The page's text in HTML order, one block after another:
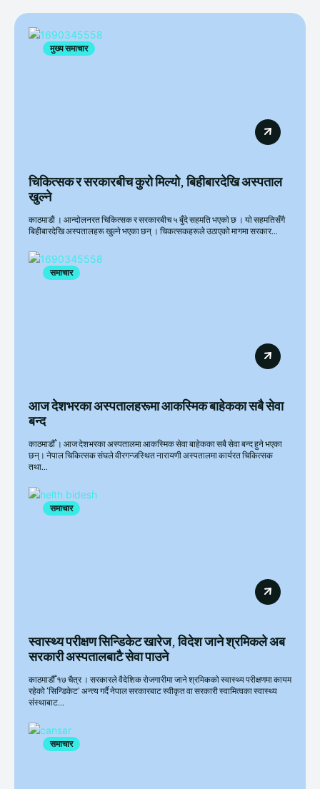
मुख्य समाचार
चिकित्सक र सरकारबीच कुरो मिल्यो, बिहीबारदेखि अस्पताल
खुल्ने
काठमाडाैं । आन्दोलनरत चिकित्सक र सरकारबीच ५ बुँदे सहमति भएकाे छ । याे सहमतिसँगै
बिहीबारदेखि अस्पतालहरू खुल्ने भएका छन् । चिकत्सकहरूले उठाएको मागमा सरकार...
समाचार
आज देशभरका अस्पतालहरूमा आकस्मिक बाहेकका सबै सेवा
बन्द
काठमाडौँ । आज देशभरका अस्पतालमा आकस्मिक सेवा बाहेकका सबै सेवा बन्द हुने भएका
छन्। नेपाल चिकित्सक संघले वीरगन्जस्थित नारायणी अस्पतालमा कार्यरत चिकित्सक
तथा...
समाचार
स्वास्थ्य परीक्षण सिन्डिकेट खारेज, विदेश जाने श्रमिकले अब
सरकारी अस्पतालबाटै सेवा पाउने
काठमाडौँ १७ चैत्र । सरकारले वैदेशिक रोजगारीमा जाने श्रमिकको स्वास्थ्य परीक्षणमा कायम
रहेको ‘सिन्डिकेट’ अन्त्य गर्दै नेपाल सरकारबाट स्वीकृत वा सरकारी स्वामित्वका स्वास्थ्य
संस्थाबाट...
समाचार